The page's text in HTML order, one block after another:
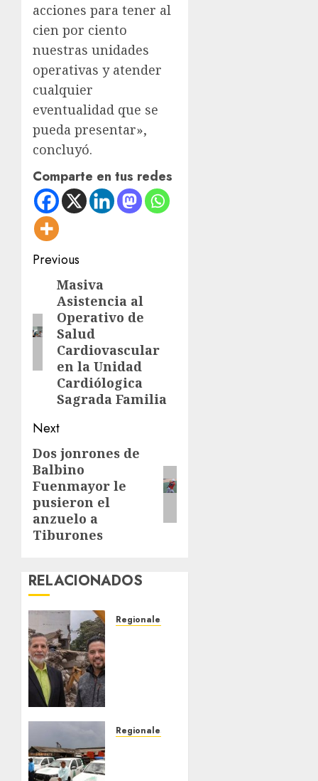
acciones para tener al
cien por ciento
nuestras unidades
operativas y atender
cualquier
eventualidad que se
pueda presentar»,
concluyó.
Comparte en tus redes
Post
navigation
Previous
Previous
post:
Masiva
Asistencia al
Operativo de
Salud
Cardiovascular
en la Unidad
Cardiólogica
Sagrada Familia
Next
Next
post:
Dos jonrones de
Balbino
Fuenmayor le
pusieron el
anzuelo a
Tiburones
RELACIONADOS
Regionales
seguridad
Regionales